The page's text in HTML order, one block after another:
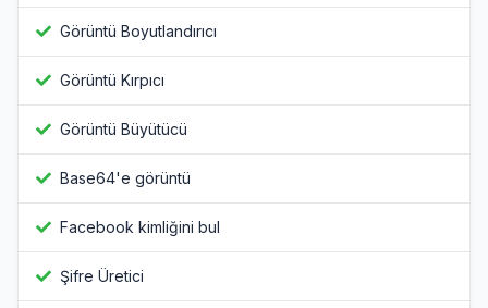
Görüntü Boyutlandırıcı
Görüntü Kırpıcı
Görüntü Büyütücü
Base64'e görüntü
Facebook kimliğini bul
Şifre Üretici